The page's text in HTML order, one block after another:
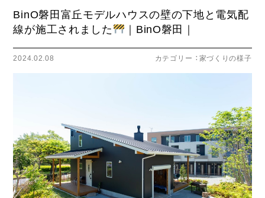
施工事例
モデルハウス
クオリティ
お知らせ
BinO磐田富丘モデルハウスの壁の下地と電気配
線が施工されました
｜BinO磐田｜
2024.02.08 カテゴリー ： 家づくりの様子